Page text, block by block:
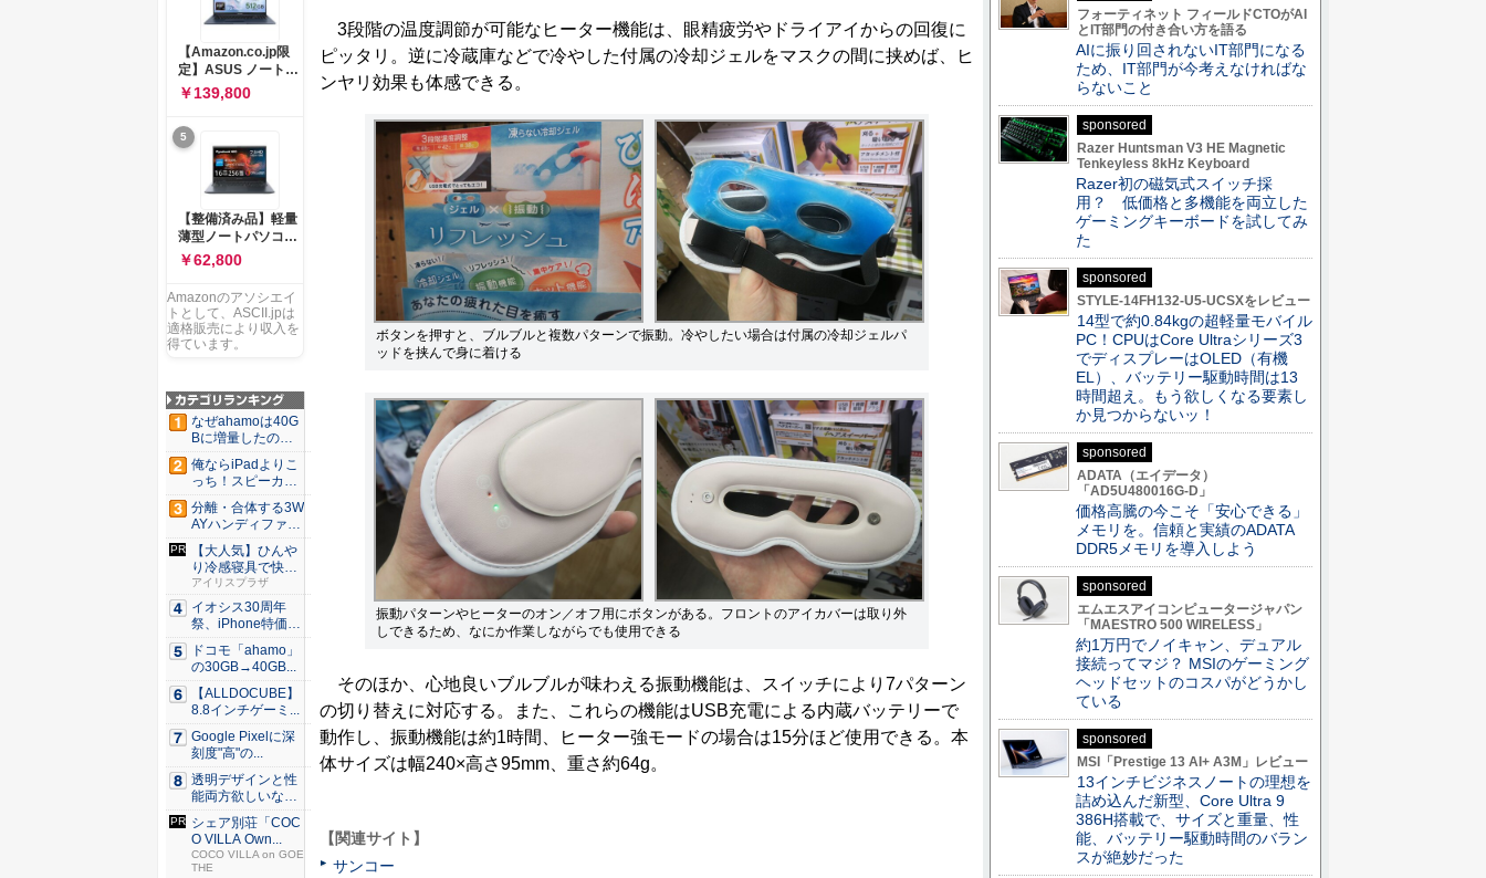
3段階の温度調節が可能なヒーター機能は、眼精疲労やドライアイからの回復に
ピッタリ。逆に冷蔵庫などで冷やした付属の冷却ジェルをマスクの間に挟めば、ヒ
ンヤリ効果も体感できる。
ボタンを押すと、ブルブルと複数パターンで振動。冷やしたい場合は付属の冷却ジェルパ
ッドを挟んで身に着ける
振動パターンやヒーターのオン／オフ用にボタンがある。フロントのアイカバーは取り外
しできるため、なにか作業しながらでも使用できる
そのほか、心地良いブルブルが味わえる振動機能は、スイッチにより7パターン
の切り替えに対応する。また、これらの機能はUSB充電による内蔵バッテリーで
動作し、振動機能は約1時間、ヒーター強モードの場合は15分ほど使用できる。本
体サイズは幅240×高さ95mm、重さ約64g。
【関連サイト】
サンコー
Microsoft 365 試用
版 Windows11 バッ
テリー駆動12.6時間
重量1.39kg ルナグレ
ー 83K9003JJP ノー
トPC
【Amazon.co.jp限
定】ASUS ノートパ
ソコン Vivobook 15
M1502NAQ 15.6イ
ンチ AMD Ryzen 7
170 メモリ16GB
SSD 512GB
Microsoft 365
Personal (24か月版)
搭載 Windows 11 重
量1.7kg Wi-Fi 6E ク
ワイエットブルー
M1502NAQ-
￥139,800
5
【整備済み品】軽量
薄型ノートパソコン
dynabook G83 ■
13.3型
FHD(1920x1080) -
高性能第11世代Core
i5-1135G7 - メモリ
16GB - SSD 256GB
USB Type-C - MS
Office 2021 - Win11
搭載
￥62,800
Amazonのアソシエイ
トとして、ASCII.jpは
適格販売により収入を
得ています。
なぜahamoは40G
Bに増量したの
か ...
俺ならiPadよりこ
っち！スピーカー
9個...
分離・合体する3W
AYハンディファ
ン。置...
【大人気】ひんや
り冷感寝具で快適
な睡眠を...
アイリスプラザ
イオシス30周年
祭、iPhone特価品
を...
ドコモ「ahamo」
の30GB→40GB...
【ALLDOCUBE】
8.8インチゲーミ...
Google Pixelに深
刻度"高"の...
透明デザインと性
能両方欲しいな
ら。LDA...
シェア別荘「COC
O VILLA Own...
COCO VILLA on GOE
THE
フォーティネット フィールドCTOがAI
とIT部門の付き合い方を語る
AIに振り回されないIT部門になる
ため、IT部門が今考えなければな
らないこと
sponsored
Razer Huntsman V3 HE Magnetic
Tenkeyless 8kHz Keyboard
Razer初の磁気式スイッチ採
用？ 低価格と多機能を両立した
ゲーミングキーボードを試してみ
た
sponsored
STYLE-14FH132-U5-UCSXをレビュー
14型で約0.84kgの超軽量モバイル
PC！CPUはCore Ultraシリーズ3
でディスプレーはOLED（有機
EL）、バッテリー駆動時間は13
時間超え。もう欲しくなる要素し
か見つからないッ！
sponsored
ADATA（エイデータ）
「AD5U480016G-D」
価格高騰の今こそ「安心できる」
メモリを。信頼と実績のADATA
DDR5メモリを導入しよう
sponsored
エムエスアイコンピュータージャパン
「MAESTRO 500 WIRELESS」
約1万円でノイキャン、デュアル
接続ってマジ？ MSIのゲーミング
ヘッドセットのコスパがどうかし
ている
sponsored
MSI「Prestige 13 AI+ A3M」レビュー
13インチビジネスノートの理想を
詰め込んだ新型、Core Ultra 9
386H搭載で、サイズと重量、性
能、バッテリー駆動時間のバラン
スが絶妙だった